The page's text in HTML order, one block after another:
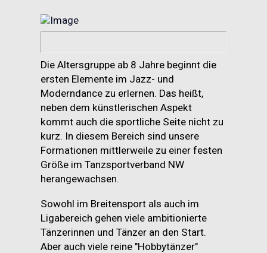
Die Altersgruppe ab 8 Jahre beginnt die
ersten Elemente im Jazz- und
Moderndance zu erlernen. Das heißt,
neben dem künstlerischen Aspekt
kommt auch die sportliche Seite nicht zu
kurz. In diesem Bereich sind unsere
Formationen mittlerweile zu einer festen
Größe im Tanzsportverband NW
herangewachsen.
Sowohl im Breitensport als auch im
Ligabereich gehen viele ambitionierte
Tänzerinnen und Tänzer an den Start.
Aber auch viele reine "Hobbytänzer"